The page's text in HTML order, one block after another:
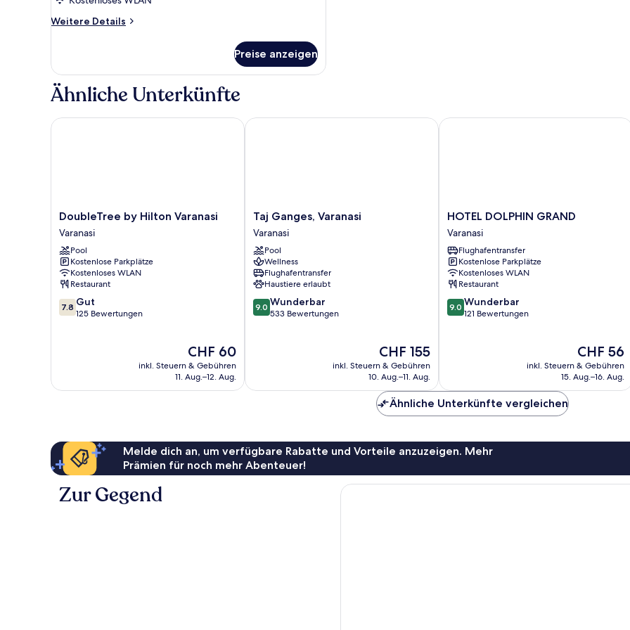
Weitere Details
Weitere
Room
Preise anzeigen
Ähnliche Unterkünfte
DoubleTree
by
Hilton
Varanasi
Varanasi
DoubleTree by Hilton Varanasi
Varanasi
Pool
Kostenlose Parkplätze
Kostenloses WLAN
Restaurant
7.8
von
7.8 Gut
125 Bewertungen
Der
Preis
beträgt
CHF 60
inkl. Steuern & Gebühren
11. Aug.–12. Aug.
DoubleTree by Hilton Varanasi
Taj
Ganges,
Varanasi
Varanasi
Taj Ganges, Varanasi
Varanasi
Pool
Wellness
Flughafentransfer
Haustiere erlaubt
9.0
von
9.0 Wunderbar
533 Bewertungen
Der
Preis
beträgt
CHF 155
inkl. Steuern & Gebühren
10. Aug.–11. Aug.
Taj Ganges, Varanasi
HOTEL
DOLPHIN
GRAND
Varanasi
HOTEL DOLPHIN GRAND
Varanasi
Flughafentransfer
Kostenlose Parkplätze
Kostenloses WLAN
Restaurant
9.0
von
9.0 Wunderbar
121 Bewertungen
Der
Preis
beträgt
CHF 56
inkl. Steuern & Gebühren
15. Aug.–16. Aug.
HOTEL DOLPHIN GRAND
Ähnliche Unterkünfte vergleichen
Melde dich an, um verfügbare Rabatte und Vorteile anzuzeigen. Mehr
Prämien für noch mehr Abenteuer!
Zur Gegend